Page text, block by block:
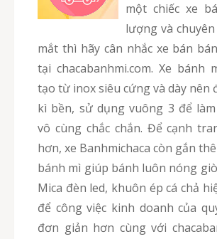
một chiếc xe
lượng và
mắt thì hãy cân nhắc xe bán
tại chacabanhmi.com. Xe bánh
tạo từ inox siêu cứng và dày nên
kì bền, sử dụng vuông 3 để
vô cùng chắc chắn. Để cạnh
hơn, xe Banhmichaca còn gắn
bánh mì giúp bánh luôn nóng
Mica đèn led, khuôn ép cá chả
để công việc kinh doanh của
đơn giản hơn cùng với